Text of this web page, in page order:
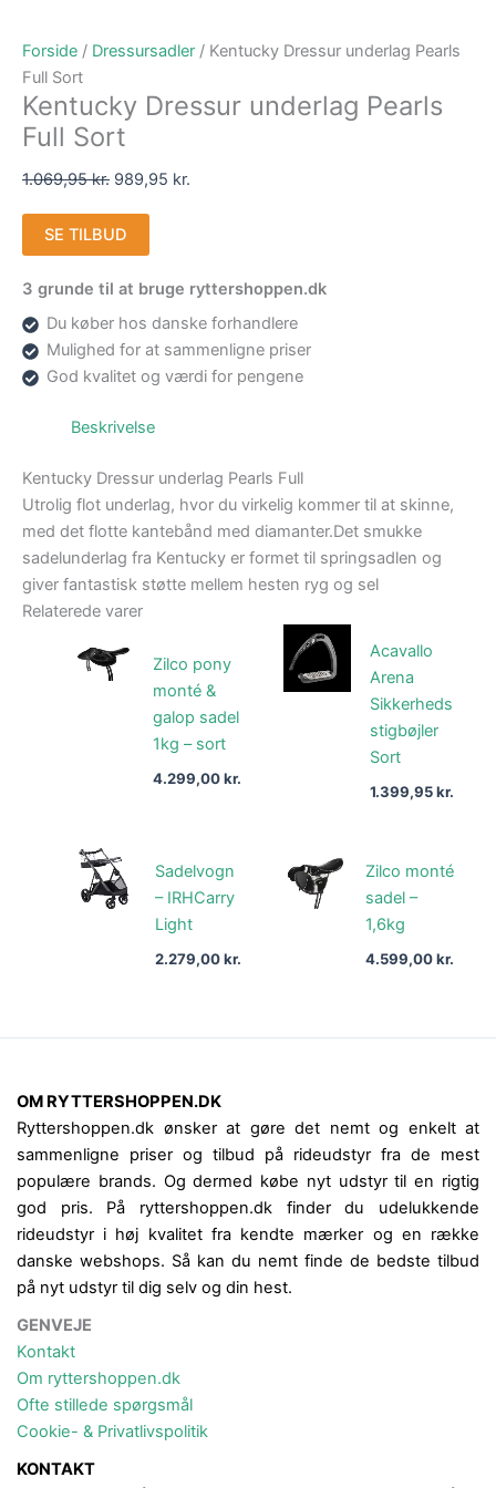
Forside / Dressursadler / Kentucky Dressur underlag Pearls
Full Sort
Kentucky Dressur underlag Pearls
Full Sort
1.069,95kr. 989,95 kr.
SE TILBUD
3 grunde til at bruge ryttershoppen.dk
Du køber hos danske forhandlere
Mulighed for at sammenligne priser
God kvalitet og værdi for pengene
Beskrivelse
Kentucky Dressur underlag Pearls Full
Utrolig flot underlag, hvor du virkelig kommer til at skinne,
med det flotte kantebånd med diamanter.Det smukke
sadelunderlag fra Kentucky er formet til springsadlen og
giver fantastisk støtte mellem hesten ryg og sel
Relaterede varer
Zilco pony
monté &
galop sadel
1kg – sort
4.299,00kr.
Acavallo
Arena
Sikkerheds
stigbøjler
Sort
1.399,95kr.
Sadelvogn
– IRHCarry
Light
2.279,00kr.
Zilco monté
sadel –
1,6kg
4.599,00kr.
OM RYTTERSHOPPEN.DK
Ryttershoppen.dk ønsker at gøre det nemt og enkelt at
sammenligne priser og tilbud på rideudstyr fra de mest
populære brands. Og dermed købe nyt udstyr til en rigtig
god pris. På ryttershoppen.dk finder du udelukkende
rideudstyr i høj kvalitet fra kendte mærker og en række
danske webshops. Så kan du nemt finde de bedste tilbud
på nyt udstyr til dig selv og din hest.
GENVEJE
Kontakt
Om ryttershoppen.dk
Ofte stillede spørgsmål
Cookie- & Privatlivspolitik
KONTAKT